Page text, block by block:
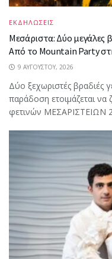
ΕΚΔΗΛΩΣΕΙΣ
Μεσάριστα: Δύο μεγάλες
Από το Mountain Party
9 ΑΥΓΟΎΣΤΟΥ, 2026
Δύο ξεχωριστές βραδιές
παράδοση ετοιμάζεται να
φετινών ΜΕΣΑΡΙΣΤΕΙΩΝ